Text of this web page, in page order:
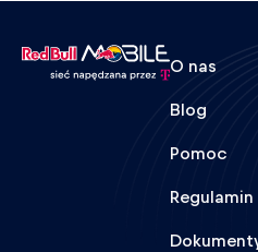
O nas
Blog
Pomoc